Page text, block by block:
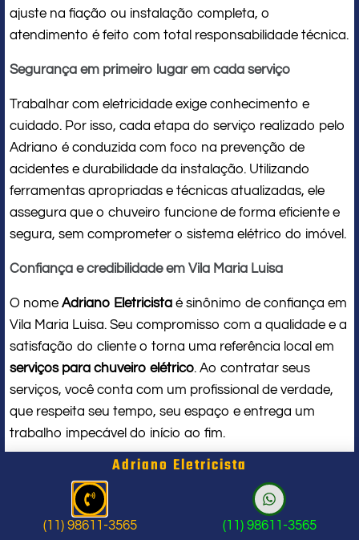
ajuste na fiação ou instalação completa, o
atendimento é feito com total responsabilidade técnica.
Segurança em primeiro lugar em cada serviço
Trabalhar com eletricidade exige conhecimento e
cuidado. Por isso, cada etapa do serviço realizado pelo
Adriano é conduzida com foco na prevenção de
acidentes e durabilidade da instalação. Utilizando
ferramentas apropriadas e técnicas atualizadas, ele
assegura que o chuveiro funcione de forma eficiente e
segura, sem comprometer o sistema elétrico do imóvel.
Confiança e credibilidade em Vila Maria Luisa
O nome Adriano Eletricista é sinônimo de confiança em
Vila Maria Luisa. Seu compromisso com a qualidade e a
satisfação do cliente o torna uma referência local em
serviços para chuveiro elétrico. Ao contratar seus
serviços, você conta com um profissional de verdade,
que respeita seu tempo, seu espaço e entrega um
trabalho impecável do início ao fim.
Problema com chuveiro: sinais que
indicam a hora de chamar um
profissional
Adriano Eletricista
(11) 98611-3565 (11) 98611-3565